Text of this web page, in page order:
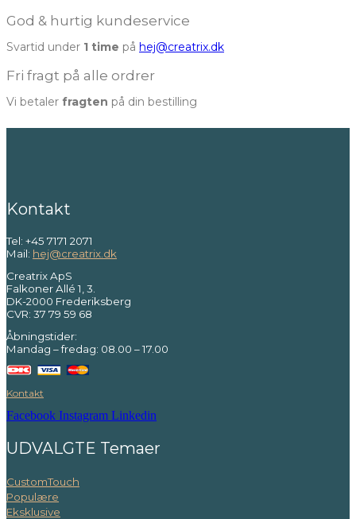
God & hurtig kundeservice
Svartid under 1 time på hej@creatrix.dk
Fri fragt på alle ordrer
Vi betaler fragten på din bestilling
Kontakt
Tel: +45 7171 2071
Mail: hej@creatrix.dk
Creatrix ApS
Falkoner Allé 1, 3.
DK-2000 Frederiksberg
CVR: 37 79 59 68
Åbningstider:
Mandag – fredag: 08.00 – 17.00
Kontakt
Facebook Instagram Linkedin
UDVALGTE Temaer
CustomTouch
Populære
Eksklusive